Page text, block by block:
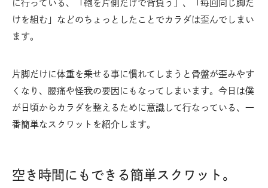
に行っている、「鞄を片側だけで背負う」、「毎回同じ脚だ
けを組む」などのちょっとしたことでカラダは歪んでしまい
ます。
片脚だけに体重を乗せる事に慣れてしまうと骨盤が歪みやす
くなり、腰痛や怪我の要因にもなってしまいます。今日は僕
が日頃からカラダを整えるために意識して行なっている、一
番簡単なスクワットを紹介します。
空き時間にもできる簡単スクワット。